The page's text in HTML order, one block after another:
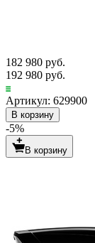
182 980 руб.
192 980 руб.
Артикул: 629900
В корзину
-5%
В корзину